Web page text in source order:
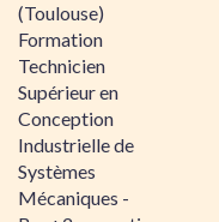
(Toulouse)
Formation
Technicien
Supérieur en
Conception
Industrielle de
Systèmes
Mécaniques -